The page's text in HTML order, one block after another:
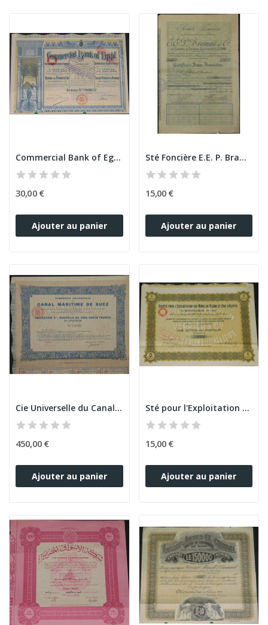
Commercial Bank of Egypt
30,00 €
Ajouter au panier
Sté Foncière E.E. P. Bramall & Cie
15,00 €
Ajouter au panier
Cie Universelle du Canal Maritime de Suez (Obl)
450,00 €
Ajouter au panier
Sté pour l'Exploitation des Mines de Plomb et...
15,00 €
Ajouter au panier